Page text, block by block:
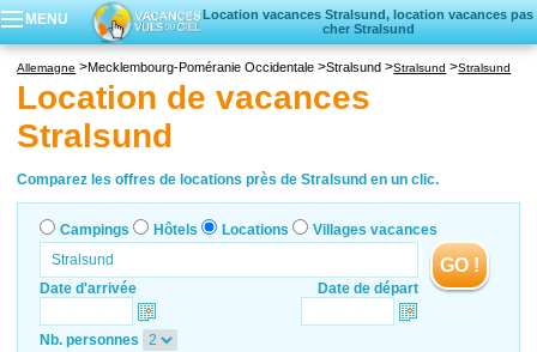
MENU
Location vacances Stralsund, location vacances pas
cher Stralsund
Locations vacances
Allemagne Mecklembourg-Poméranie Occidentale Stralsund Stralsund Stralsund
Location de vacances
Stralsund
Comparez les offres de locations près de Stralsund en un clic.
Campings Hôtels Locations Villages vacances
Date d'arrivée Date de départ
GO !
Nb. personnes